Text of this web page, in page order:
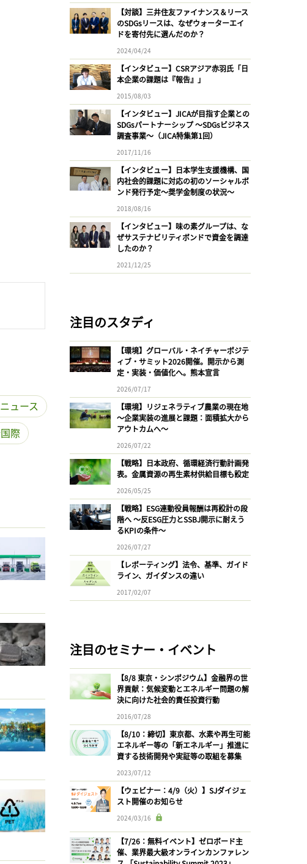
ニュース
国際
【対談】三井住友ファイナンス＆リース
のSDGsリースは、なぜウォーターエイ
ドを寄付先に選んだのか？
2024/04/24
【インタビュー】CSRアジア赤羽氏「日
本企業の課題は『報告』」
2015/08/03
【インタビュー】JICAが目指す企業との
SDGsパートナーシップ 〜SDGsビジネス
調査事業〜（JICA特集第1回）
2017/11/16
【インタビュー】日本学生支援機構、国
内社会的課題に対応の初のソーシャルボ
ンド発行予定〜奨学金制度の状況〜
2018/08/16
【インタビュー】味の素グループは、な
ぜサステナビリティボンドで資金を調達
したのか？
2021/12/25
注目のスタディ
【環境】グローバル・ネイチャーポジテ
ィブ・サミット2026開催。開示から測
定・実装・価値化へ。熊本宣言
2026/07/17
【環境】リジェネラティブ農業の現在地
〜企業実装の進展と課題：面積拡大から
アウトカムへ〜
2026/07/22
【戦略】日本政府、循環経済行動計画発
表。金属資源の再生素材供給目標も設定
2026/05/25
【戦略】ESG連動役員報酬は再設計の段
階へ 〜反ESG圧力とSSBJ開示に耐えう
るKPIの条件〜
2026/07/27
【レポーティング】法令、基準、ガイド
ライン、ガイダンスの違い
2017/02/07
注目のセミナー・イベント
【8/8 東京・シンポジウム】金融界の世
界貢献：気候変動とエネルギー問題の解
決に向けた社会的責任投資行動
2016/07/28
【8/10：締切】東京都、水素や再生可能
エネルギー等の「新エネルギー」推進に
資する技術開発や実証等の取組を募集
2023/07/12
【ウェビナー：4/9（火）】SJダイジェ
スト開催のお知らせ
2024/03/16
【7/26：無料イベント】ゼロボード主
催、業界最大級オンラインカンファレン